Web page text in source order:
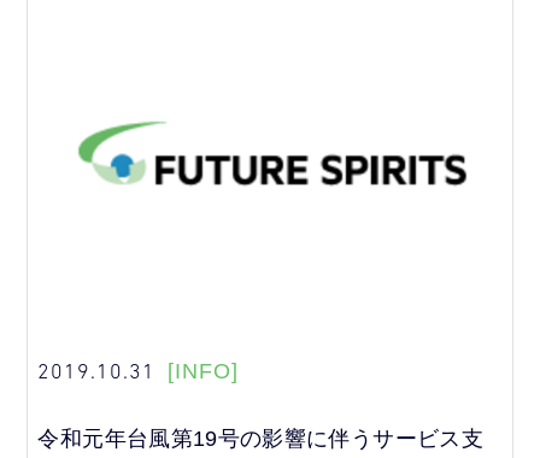
2019.10.31 [INFO]
令和元年台風第19号の影響に伴うサービス支